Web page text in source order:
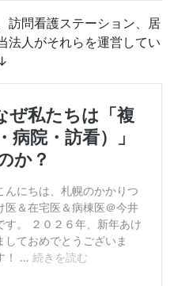
訪問看護ステーション、居
法人がそれらを運営してい